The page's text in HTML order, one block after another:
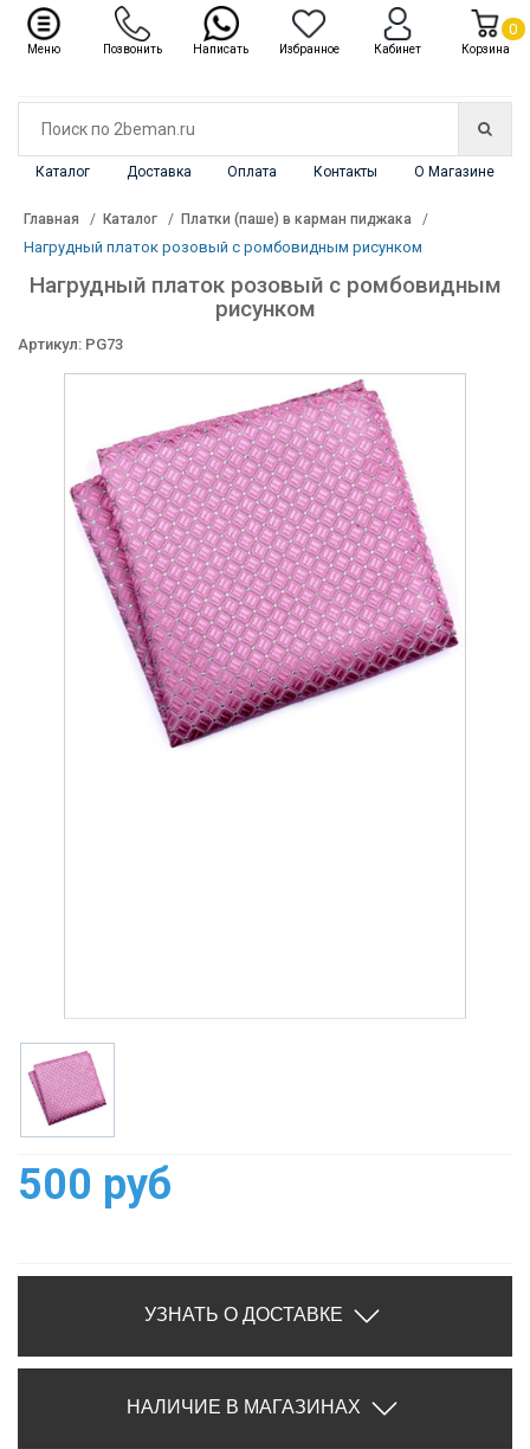
Каталог Доставка Оплата Контакты О Магазине
Каталог ✖
Главная Каталог Платки (паше) в карман пиджака
Нагрудный платок розовый с ромбовидным рисунком
Нагрудный платок розовый с ромбовидным
рисунком
Артикул: PG73
500 руб
УЗНАТЬ О ДОСТАВКЕ
НАЛИЧИЕ В МАГАЗИНАХ
Меню Позвонить Написать Избранное Кабинет Корзина
0